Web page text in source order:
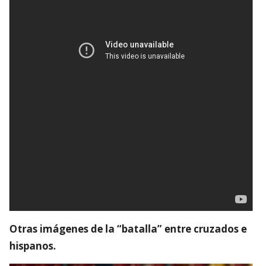
Otras imágenes de la “batalla” entre cruzados e
hispanos.